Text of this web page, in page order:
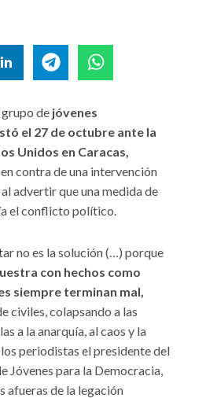
grupo de jóvenes
el 27 de octubre ante la
Unidos en Caracas,
contra de una intervención
advertir que una medida de
el conflicto político.
no es la solución (…) porque
con hechos como
siempre terminan mal,
civiles, colapsando a las
a la anarquía, al caos y la
periodistas el presidente del
Jóvenes para la Democracia,
afueras de la legación